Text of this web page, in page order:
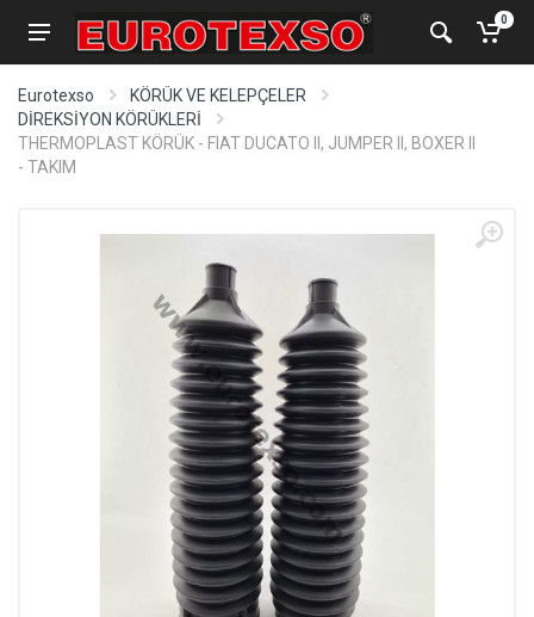
0
Eurotexso
KÖRÜK VE KELEPÇELER
DİREKSİYON KÖRÜKLERİ
THERMOPLAST KÖRÜK - FIAT DUCATO II, JUMPER II, BOXER II
- TAKIM